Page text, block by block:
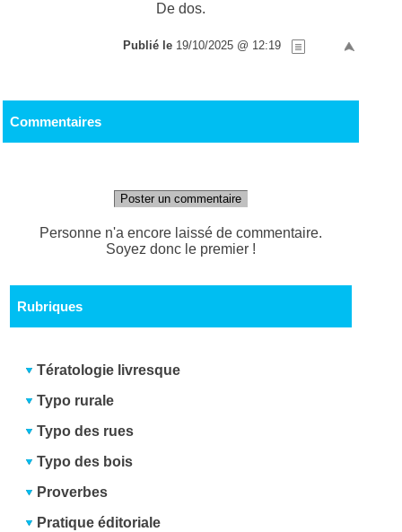
De dos.
Publié le 19/10/2025 @ 12:19
Commentaires
Poster un commentaire
Personne n'a encore laissé de commentaire.
Soyez donc le premier !
Rubriques
Tératologie livresque
Typo rurale
Typo des rues
Typo des bois
Proverbes
Pratique éditoriale